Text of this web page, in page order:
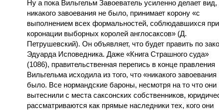
Ну а пока Вильгельм Завоеватель усиленно делает вид,
никакого завоевания не было, принимает корону «с
выполнением всех формальностей, соблюдавшихся при
коронации выборных королей англосаксов» (Д.
Петрушевский). Он объявляет, что будет править по
Эдуарда Исповедника. Даже «Книга Страшного суда»
(1086), правительственная перепись в конце правления
Вильгельма исходила из того, что «никакого завоевания
было. Все нормандские бароны, несмотря на то что они
вытеснили с места саксонских собственников,
рассматриваются как прямые наследники тех, кого они